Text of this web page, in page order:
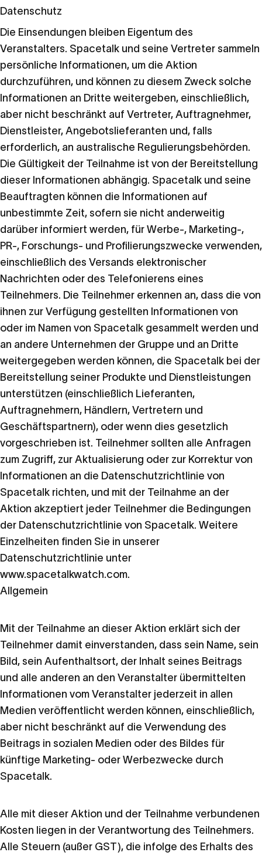
Datenschutz
Die Einsendungen bleiben Eigentum des
Veranstalters. Spacetalk und seine Vertreter sammeln
persönliche Informationen, um die Aktion
durchzuführen, und können zu diesem Zweck solche
Informationen an Dritte weitergeben, einschließlich,
aber nicht beschränkt auf Vertreter, Auftragnehmer,
Dienstleister, Angebotslieferanten und, falls
erforderlich, an australische Regulierungsbehörden.
Die Gültigkeit der Teilnahme ist von der Bereitstellung
dieser Informationen abhängig. Spacetalk und seine
Beauftragten können die Informationen auf
unbestimmte Zeit, sofern sie nicht anderweitig
darüber informiert werden, für Werbe-, Marketing-,
PR-, Forschungs- und Profilierungszwecke verwenden,
einschließlich des Versands elektronischer
Nachrichten oder des Telefonierens eines
Teilnehmers. Die Teilnehmer erkennen an, dass die von
ihnen zur Verfügung gestellten Informationen von
oder im Namen von Spacetalk gesammelt werden und
an andere Unternehmen der Gruppe und an Dritte
weitergegeben werden können, die Spacetalk bei der
Bereitstellung seiner Produkte und Dienstleistungen
unterstützen (einschließlich Lieferanten,
Auftragnehmern, Händlern, Vertretern und
Geschäftspartnern), oder wenn dies gesetzlich
vorgeschrieben ist. Teilnehmer sollten alle Anfragen
zum Zugriff, zur Aktualisierung oder zur Korrektur von
Informationen an die Datenschutzrichtlinie von
Spacetalk richten, und mit der Teilnahme an der
Aktion akzeptiert jeder Teilnehmer die Bedingungen
der Datenschutzrichtlinie von Spacetalk. Weitere
Einzelheiten finden Sie in unserer
Datenschutzrichtlinie unter
www.spacetalkwatch.com.
Allgemein
Mit der Teilnahme an dieser Aktion erklärt sich der
Teilnehmer damit einverstanden, dass sein Name, sein
Bild, sein Aufenthaltsort, der Inhalt seines Beitrags
und alle anderen an den Veranstalter übermittelten
Informationen vom Veranstalter jederzeit in allen
Medien veröffentlicht werden können, einschließlich,
aber nicht beschränkt auf die Verwendung des
Beitrags in sozialen Medien oder des Bildes für
künftige Marketing- oder Werbezwecke durch
Spacetalk.
Alle mit dieser Aktion und der Teilnahme verbundenen
Kosten liegen in der Verantwortung des Teilnehmers.
Alle Steuern (außer GST), die infolge des Erhalts des